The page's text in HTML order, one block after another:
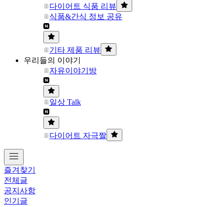
다이어트 식품 리뷰
식품&간식 정보 공유
기타 제품 리뷰
우리들의 이야기
자유이야기방
일상 Talk
다이어트 자극짤
즐겨찾기
전체글
공지사항
인기글